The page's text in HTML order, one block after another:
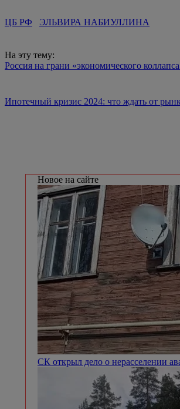
ЦБ РФ ЭЛЬВИРА НАБИУЛЛИНА
На эту тему:
Россия на грани «экономического
Ипотечный кризис 2024: что ждать от
Новое на сайте
СК открыл дело о нерасселении